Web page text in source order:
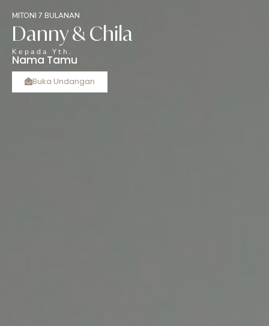
MITONI 7 BULANAN
‎Danny & Chila
Kepada Yth.
Nama Tamu
Buka Undangan